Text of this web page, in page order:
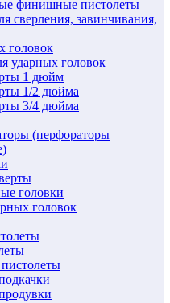
финишные пистолеты
сверления, завинчивания,
головок
ударных головок
1 дюйм
1/2 дюйма
3/4 дюйма
(перфораторы
головки
головок